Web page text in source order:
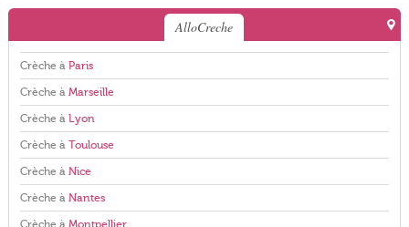
AlloCreche
Crèche à Paris
Crèche à Marseille
Crèche à Lyon
Crèche à Toulouse
Crèche à Nice
Crèche à Nantes
Crèche à Montpellier